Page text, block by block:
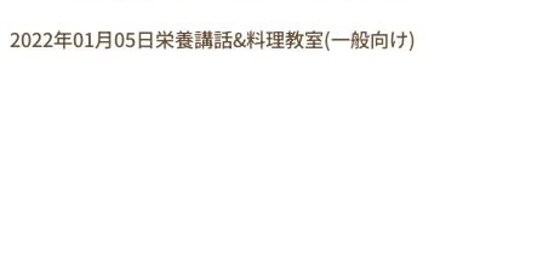
2022年01月05日栄養講話&料理教室(一般向け)